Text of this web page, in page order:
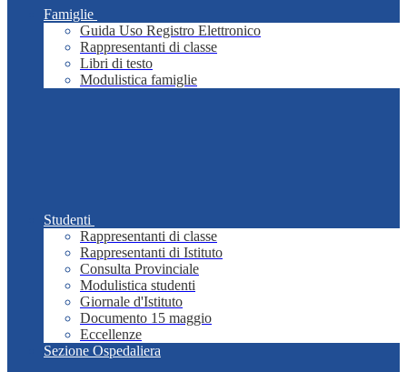
Famiglie
Guida Uso Registro Elettronico
Rappresentanti di classe
Libri di testo
Modulistica famiglie
Studenti
Rappresentanti di classe
Rappresentanti di Istituto
Consulta Provinciale
Modulistica studenti
Giornale d'Istituto
Documento 15 maggio
Eccellenze
Sezione Ospedaliera